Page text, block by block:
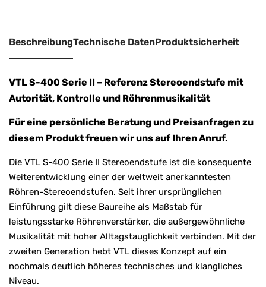
v
e
BeschreibungTechnische DatenProduktsicherheit
VTL S-400 Serie II – Referenz Stereoendstufe mit
Autorität, Kontrolle und Röhrenmusikalität
Für eine persönliche Beratung und Preisanfragen zu
diesem Produkt freuen wir uns auf Ihren Anruf.
Die VTL S-400 Serie II Stereoendstufe ist die konsequente
Weiterentwicklung einer der weltweit anerkanntesten
Röhren-Stereoendstufen. Seit ihrer ursprünglichen
Einführung gilt diese Baureihe als Maßstab für
leistungsstarke Röhrenverstärker, die außergewöhnliche
Musikalität mit hoher Alltagstauglichkeit verbinden. Mit der
zweiten Generation hebt VTL dieses Konzept auf ein
nochmals deutlich höheres technisches und klangliches
Niveau.